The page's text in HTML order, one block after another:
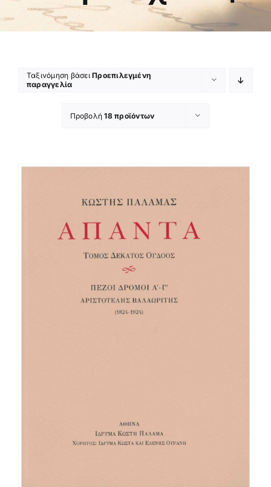
Ταξινόμηση βάσειΠροεπιλεγμένη
παραγγελία
Προβολή18 προϊόντων